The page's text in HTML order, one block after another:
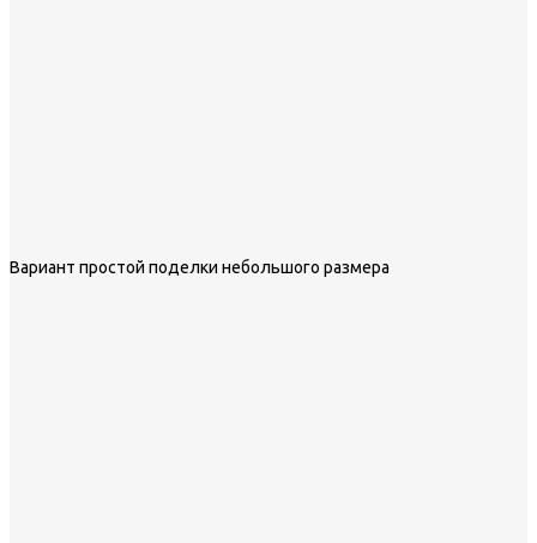
Вариант простой поделки небольшого размера